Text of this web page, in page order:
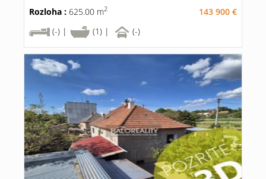
Rozloha : 625.00 m2
143 900 €
(-) |
(1) | (-)